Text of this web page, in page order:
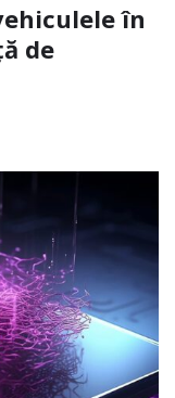
în
de